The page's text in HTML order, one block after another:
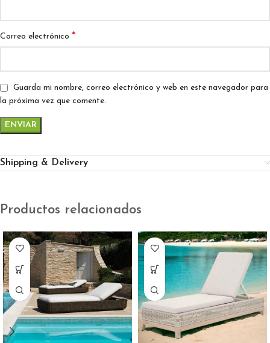
Correo electrónico *
Guarda mi nombre, correo electrónico y web en este navegador para
la próxima vez que comente.
Shipping & Delivery
Productos relacionados